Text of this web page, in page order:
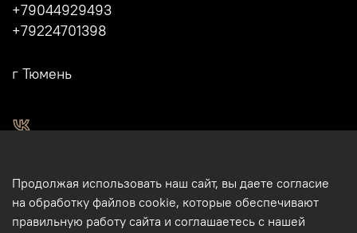
+79044929493
+79224701398
г Тюмень
Магазин подарков и сувениров в Тюмени. Тюменские
сувениры. Подарки и сувениры из кости, бивня мамонта в
Продолжая использовать наш сайт, вы даете согласие
на обработку файлов cookie, которые обеспечивают
правильную работу сайта и соглашаетесь с нашей